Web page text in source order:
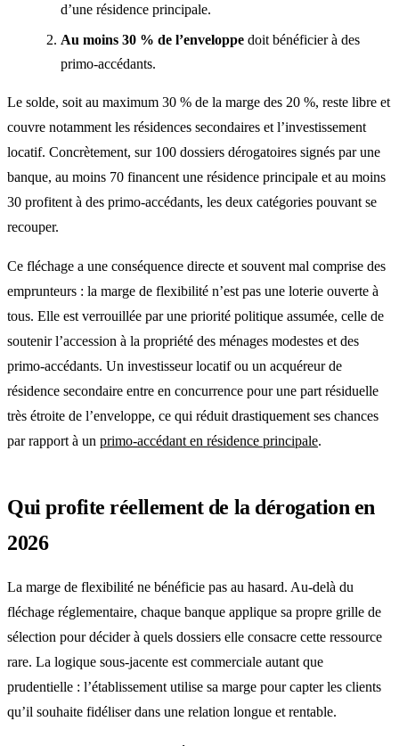
d’une résidence principale.
Au moins 30 % de l’enveloppe doit bénéficier à des
primo-accédants.
Le solde, soit au maximum 30 % de la marge des 20 %, reste libre et
couvre notamment les résidences secondaires et l’investissement
locatif. Concrètement, sur 100 dossiers dérogatoires signés par une
banque, au moins 70 financent une résidence principale et au moins
30 profitent à des primo-accédants, les deux catégories pouvant se
recouper.
Ce fléchage a une conséquence directe et souvent mal comprise des
emprunteurs : la marge de flexibilité n’est pas une loterie ouverte à
tous. Elle est verrouillée par une priorité politique assumée, celle de
soutenir l’accession à la propriété des ménages modestes et des
primo-accédants. Un investisseur locatif ou un acquéreur de
résidence secondaire entre en concurrence pour une part résiduelle
très étroite de l’enveloppe, ce qui réduit drastiquement ses chances
par rapport à un primo-accédant en résidence principale.
Qui profite réellement de la dérogation en
2026
La marge de flexibilité ne bénéficie pas au hasard. Au-delà du
fléchage réglementaire, chaque banque applique sa propre grille de
sélection pour décider à quels dossiers elle consacre cette ressource
rare. La logique sous-jacente est commerciale autant que
prudentielle : l’établissement utilise sa marge pour capter les clients
qu’il souhaite fidéliser dans une relation longue et rentable.